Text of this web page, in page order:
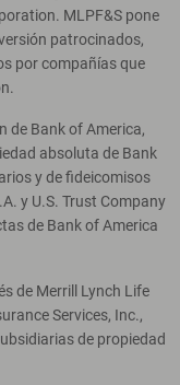
MLPF&S pone
patrocinados,
por compañías que
de Bank of America,
absoluta de Bank
y de fideicomisos
y U.S. Trust Company
de Bank of America
de Merrill Lynch Life
Services, Inc.,
de propiedad